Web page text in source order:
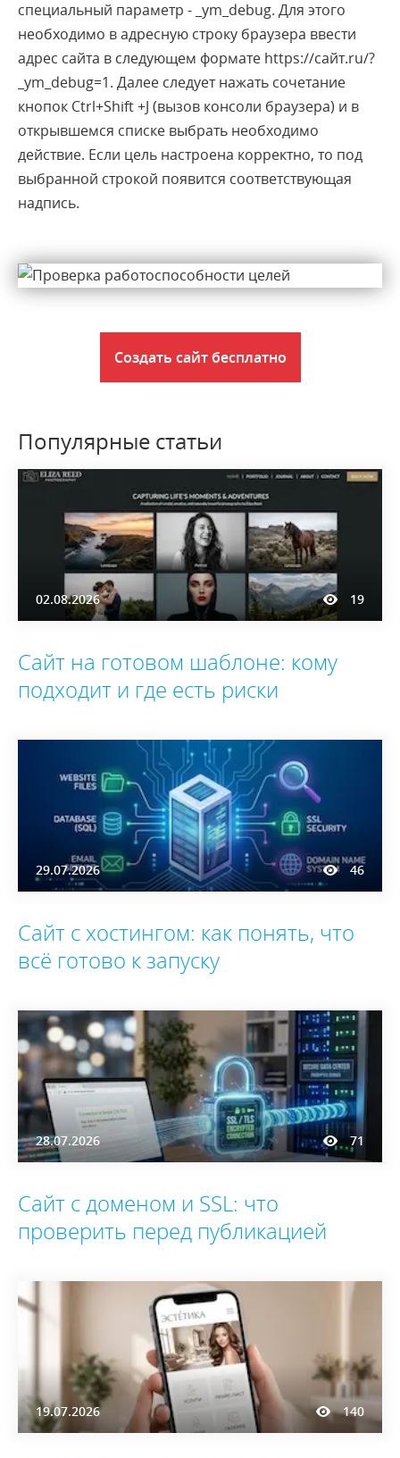
специальный параметр - _ym_debug. Для этого
необходимо в адресную строку браузера ввести
адрес сайта в следующем формате https://сайт.ru/?
_ym_debug=1. Далее следует нажать сочетание
кнопок Ctrl+Shift +J (вызов консоли браузера) и в
открывшемся списке выбрать необходимо
действие. Если цель настроена корректно, то под
выбранной строкой появится соответствующая
надпись.
Создать сайт бесплатно
Популярные статьи
02.08.2026 19
Сайт на готовом шаблоне: кому
подходит и где есть риски
29.07.2026 46
Сайт с хостингом: как понять, что
всё готово к запуску
28.07.2026 71
Сайт с доменом и SSL: что
проверить перед публикацией
19.07.2026 140